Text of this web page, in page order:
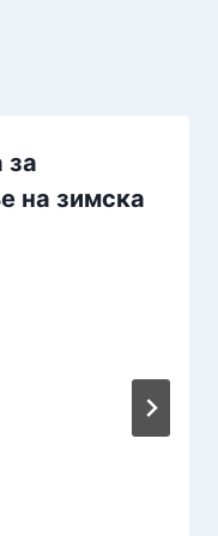
за
на зимска